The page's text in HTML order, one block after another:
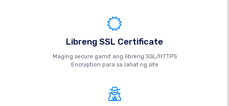
Libreng SSL Certificate
Maging secure gamit ang libreng SSL/HTTPS
Encryption para sa lahat ng site